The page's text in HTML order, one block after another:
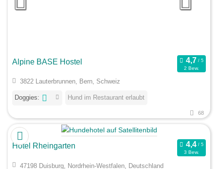
Alpine BASE Hostel
2 Bew.
3822 Lauterbrunnen, Bern, Schweiz
Doggies: Hund im Restaurant erlaubt
68
Hotel Rheingarten
3 Bew.
47198 Duisburg, Nordrhein-Westfalen, Deutschland